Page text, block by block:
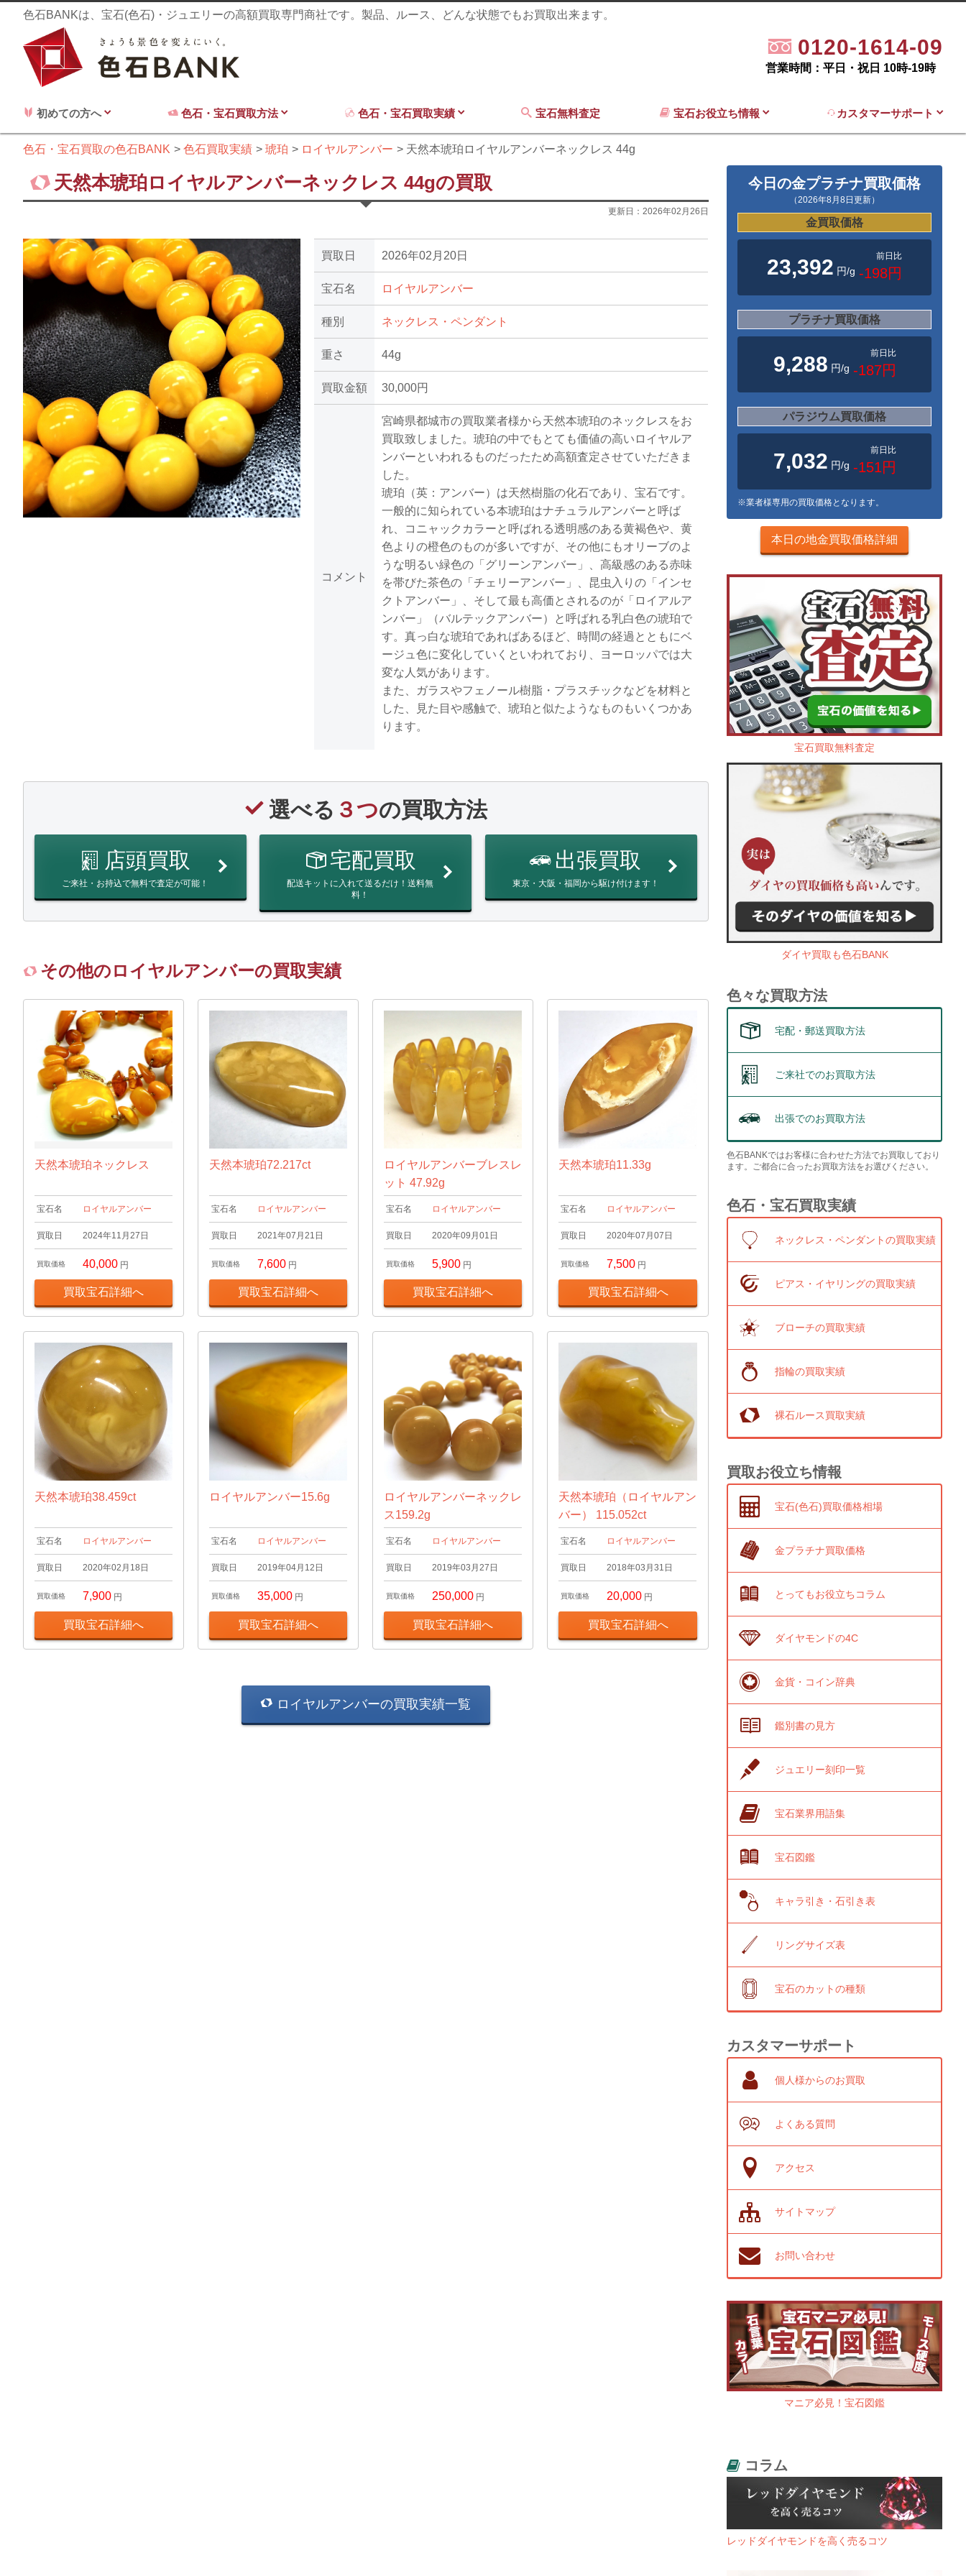
色石BANKは、宝石(色石)・ジュエリーの高額買取専門商社です。製品、ルース、どんな状態でもお買取出来ます。
0120-1614-09
営業時間：平日・祝日 10時-19時
初めての方へ 色石・宝石買取方法 色石・宝石買取実績 宝石無料査定 宝石お役立ち情報 カスタマーサポート
色石・宝石買取の色石BANK 色石買取実績 琥珀 ロイヤルアンバー 天然本琥珀ロイヤルアンバーネックレス 44g
天然本琥珀ロイヤルアンバーネックレス 44gの買取
更新日： 2026年02月26日
買取日 2026年02月20日
宝石名 ロイヤルアンバー
種別 ネックレス・ペンダント
重さ 44g
買取金額 30,000円
コメント
宮崎県都城市の買取業者様から天然本琥珀のネックレスをお
買取致しました。琥珀の中でもとても価値の高いロイヤルア
ンバーといわれるものだったため高額査定させていただきま
した。
琥珀（英：アンバー）は天然樹脂の化石であり、宝石です。
一般的に知られている本琥珀はナチュラルアンバーと呼ば
れ、コニャックカラーと呼ばれる透明感のある黄褐色や、黄
色よりの橙色のものが多いですが、その他にもオリーブのよ
うな明るい緑色の「グリーンアンバー」、高級感のある赤味
を帯びた茶色の「チェリーアンバー」、昆虫入りの「インセ
クトアンバー」、そして最も高価とされるのが「ロイアルア
ンバー」（バルテックアンバー）と呼ばれる乳白色の琥珀で
す。真っ白な琥珀であればあるほど、時間の経過とともにベ
ージュ色に変化していくといわれており、ヨーロッパでは大
変な人気があります。
また、ガラスやフェノール樹脂・プラスチックなどを材料と
した、見た目や感触で、琥珀と似たようなものもいくつかあ
ります。
選べる ３つの買取方法
店頭買取
ご来社・お持込で無料で査定が可能！
宅配買取
配送キットに入れて送るだけ！送料無
料！
出張買取
東京・大阪・福岡から駆け付けます！
その他のロイヤルアンバーの買取実績
天然本琥珀ネックレス
宝石名 ロイヤルアンバー
買取日 2024年11月27日
買取価格 40,000 円
買取宝石詳細へ
天然本琥珀72.217ct
宝石名 ロイヤルアンバー
買取日 2021年07月21日
買取価格 7,600 円
買取宝石詳細へ
ロイヤルアンバーブレスレ
ット 47.92g
宝石名 ロイヤルアンバー
買取日 2020年09月01日
買取価格 5,900 円
買取宝石詳細へ
天然本琥珀11.33g
宝石名 ロイヤルアンバー
買取日 2020年07月07日
買取価格 7,500 円
買取宝石詳細へ
天然本琥珀38.459ct
宝石名 ロイヤルアンバー
買取日 2020年02月18日
買取価格 7,900 円
買取宝石詳細へ
ロイヤルアンバー15.6g
宝石名 ロイヤルアンバー
買取日 2019年04月12日
買取価格 35,000 円
買取宝石詳細へ
ロイヤルアンバーネックレ
ス159.2g
宝石名 ロイヤルアンバー
買取日 2019年03月27日
買取価格 250,000 円
買取宝石詳細へ
天然本琥珀（ロイヤルアン
バー） 115.052ct
宝石名 ロイヤルアンバー
買取日 2018年03月31日
買取価格 20,000 円
買取宝石詳細へ
ロイヤルアンバーの買取実績一覧
今日の金プラチナ買取価格
（2026年8月8日更新）
金買取価格
23,392 円/g
前日比
-198円
プラチナ買取価格
9,288 円/g
前日比
-187円
パラジウム買取価格
7,032 円/g
前日比
-151円
※業者様専用の買取価格となります。
本日の地金買取価格詳細
宝石買取無料査定
ダイヤ買取も色石BANK
色々な買取方法
宅配・郵送買取方法
ご来社でのお買取方法
出張でのお買取方法
色石BANKではお客様に合わせた方法でお買取しており
ます。ご都合に合ったお買取方法をお選びください。
色石・宝石買取実績
ネックレス・ペンダントの買取実績
ピアス・イヤリングの買取実績
ブローチの買取実績
指輪の買取実績
裸石ルース買取実績
買取お役立ち情報
宝石(色石)買取価格相場
金プラチナ買取価格
とってもお役立ちコラム
ダイヤモンドの4C
金貨・コイン辞典
鑑別書の見方
ジュエリー刻印一覧
宝石業界用語集
宝石図鑑
キャラ引き・石引き表
リングサイズ表
宝石のカットの種類
カスタマーサポート
個人様からのお買取
よくある質問
アクセス
サイトマップ
お問い合わせ
マニア必見！宝石図鑑
コラム
レッドダイヤモンドを高く売るコツ